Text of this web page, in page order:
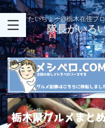
たいちょー@栃木在住ブ
隊長がいろ